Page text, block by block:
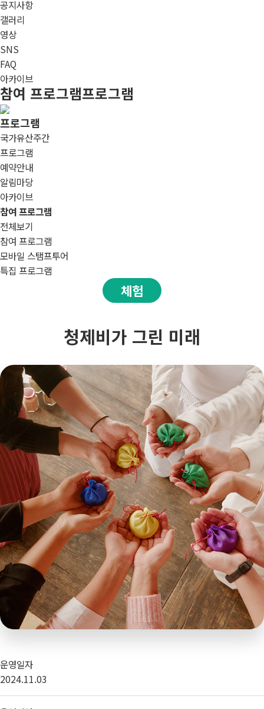
공지사항
갤러리
영상
SNS
FAQ
아카이브
참여 프로그램프로그램
프로그램
국가유산주간
프로그램
예약안내
알림마당
아카이브
참여 프로그램
전체보기
참여 프로그램
모바일 스탬프투어
특집 프로그램
체험
청제비가 그린 미래
운영일자
2024.11.03